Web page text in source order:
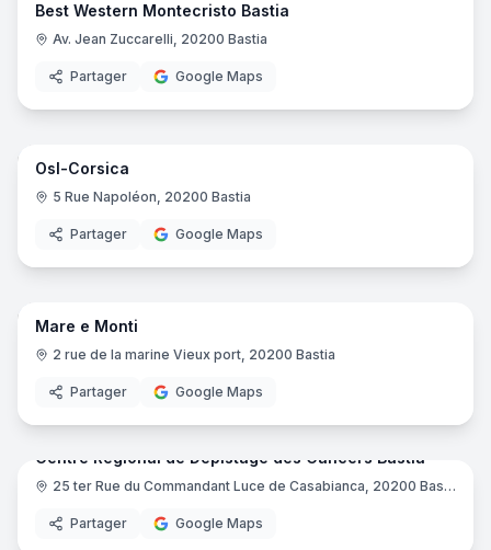
Best Western Montecristo Bastia
Av. Jean Zuccarelli, 20200 Bastia
Partager Google Maps
Bijouterie
8
Osl-Corsica
5 Rue Napoléon, 20200 Bastia
Partager Google Maps
Restaurant
8
Mare e Monti
2 rue de la marine Vieux port, 20200 Bastia
Partager Google Maps
Centre de soins médicaux
Centre Régional de Dépistage des Cancers Bastia
25 ter Rue du Commandant Luce de Casabianca, 20200 Bastia
Partager Google Maps